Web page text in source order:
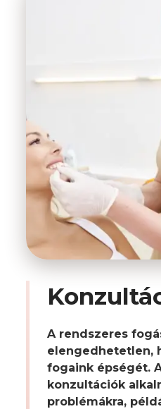
A rendszeres
elengedhetetlen,
fogaink épségét.
konzultációk
problémákra,